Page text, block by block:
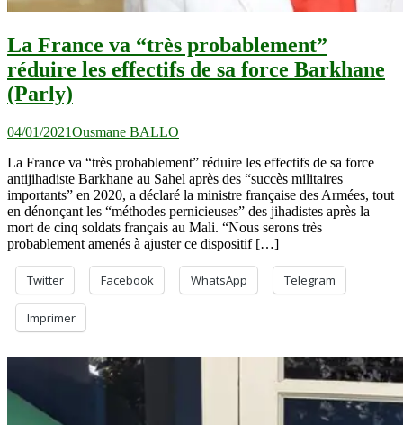
La France va “très probablement”
réduire les effectifs de sa force Barkhane
(Parly)
04/01/2021Ousmane BALLO
La France va “très probablement” réduire les effectifs de sa force
antijihadiste Barkhane au Sahel après des “succès militaires
importants” en 2020, a déclaré la ministre française des Armées, tout
en dénonçant les “méthodes pernicieuses” des jihadistes après la
mort de cinq soldats français au Mali. “Nous serons très
probablement amenés à ajuster ce dispositif […]
Twitter Facebook WhatsApp Telegram
Imprimer